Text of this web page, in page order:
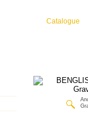
Catalogue